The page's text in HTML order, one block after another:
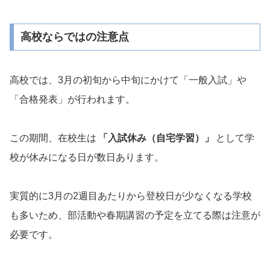
高校ならではの注意点
高校では、3月の初旬から中旬にかけて「一般入試」や
「合格発表」が行われます。
この期間、在校生は 「入試休み（自宅学習）」
として学
校が休みになる日が数日あります。
実質的に3月の2週目あたりから登校日が少なくなる学校
も多いため、部活動や春期講習の予定を立てる際は注意が
必要です。